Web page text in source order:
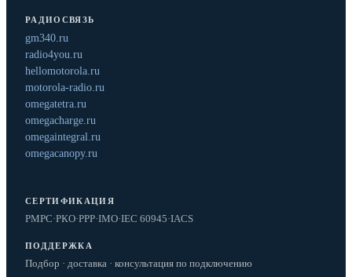
РАДИОСВЯЗЬ
gm340.ru
radio4you.ru
hellomotorola.ru
motorola-radio.ru
omegatetra.ru
omegacharge.ru
omegaintegral.ru
omegacanopy.ru
СЕРТИФИКАЦИЯ
РМРС·РКО·РРР·IMO·IEC 60945·IACS
ПОДДЕРЖКА
Подбор · доставка · консультация по подключению